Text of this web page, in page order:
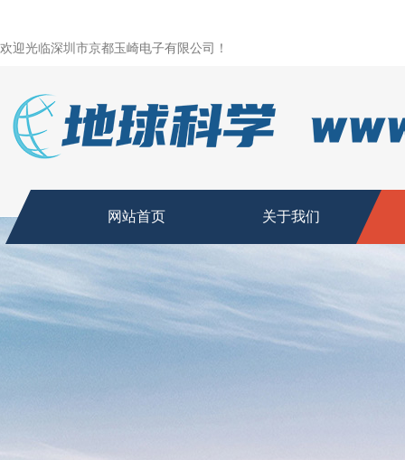
欢迎光临深圳市京都玉崎电子有限公司！
网站首页 关于我们